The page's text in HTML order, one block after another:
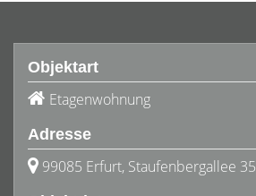
Objektart
Etagenwohnung
Adresse
99085 Erfurt, Staufenbergallee 35